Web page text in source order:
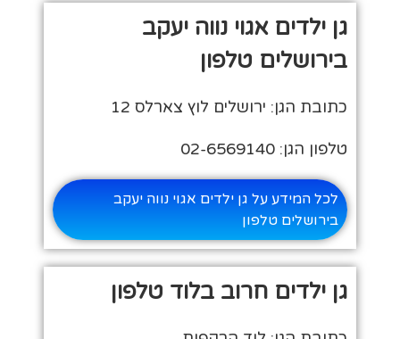
גן ילדים אגוי נווה יעקב
בירושלים טלפון
כתובת הגן: ירושלים לוץ צארלס 12
טלפון הגן: 02-6569140
לכל המידע על גן ילדים אגוי נווה יעקב
בירושלים טלפון
גן ילדים חרוב בלוד טלפון